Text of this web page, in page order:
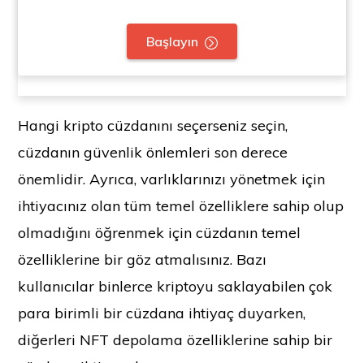
Başlayın
Hangi kripto cüzdanını seçerseniz seçin,
cüzdanın güvenlik önlemleri son derece
önemlidir. Ayrıca, varlıklarınızı yönetmek için
ihtiyacınız olan tüm temel özelliklere sahip olup
olmadığını öğrenmek için cüzdanın temel
özelliklerine bir göz atmalısınız. Bazı
kullanıcılar binlerce kriptoyu saklayabilen çok
para birimli bir cüzdana ihtiyaç duyarken,
diğerleri NFT depolama özelliklerine sahip bir